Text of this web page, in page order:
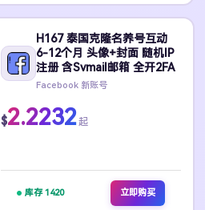
H167 泰国克隆名养号互动
6-12个月 头像+封面 随机IP
注册 含Svmail邮箱 全开2FA
Facebook 新账号
$2.2232起
库存 1420 立即购买